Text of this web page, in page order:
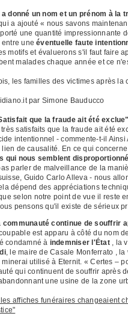
donné un nom et un prénom à la
a ajouté « nous savons
une quantité impressionnante
entre uneéventuelle faute
motifs et évaluerons s'il faut faire
malades chaque année et ce
les familles des victimes après
par Simone Bauducco
que la fraude ait été exclue"
satisfaits que la fraude ait été
intentionnel - commente-t-il
de causalité. En ce qui
qui nous semblent
parler de malveillance de la
Guido Carlo Alleva - nous
dépend des appréciations
selon notre point de vue il reste
pensons qu'il existe de sérieux
communauté continue de souffrir
est apparu à côté du nom
condamné à indemniser l'État, la
, le maire de Casale Monferrato ,
minerai utilisé à Eternit. « Certes –
qui continuent de souffrir après
une usine de la zone
affiches funéraires changeaient